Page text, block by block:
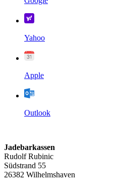
Yahoo
Apple
Outlook
Jadebarkassen
Rudolf Rubinic
Südstrand 55
26382 Wilhelmshaven